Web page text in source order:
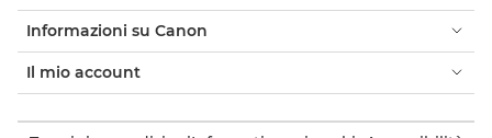
Informazioni su Canon
Il mio account